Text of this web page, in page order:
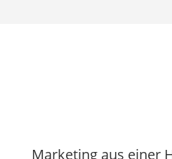
Marketing aus einer